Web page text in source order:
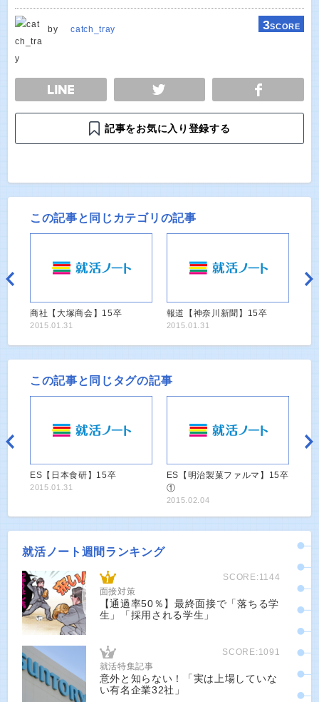
by catch_tray 3SCORE
TWEET
記事をお気に入り登録する
この記事と同じカテゴリの記事
商社【大塚商会】15卒
2015.01.31
報道【神奈川新聞】15卒
2015.01.31
この記事と同じタグの記事
ES【日本食研】15卒
2015.01.31
ES【明治製菓ファルマ】15卒
①
2015.02.04
就活ノート週間ランキング
SCORE:1144
面接対策
【通過率50％】最終面接で「落ちる学
生」「採用される学生」
SCORE:1091
就活特集記事
意外と知らない！「実は上場していな
い有名企業32社」